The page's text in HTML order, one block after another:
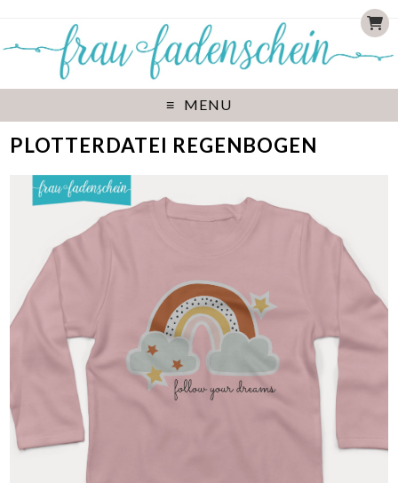
MENU
PLOTTERDATEI REGENBOGEN